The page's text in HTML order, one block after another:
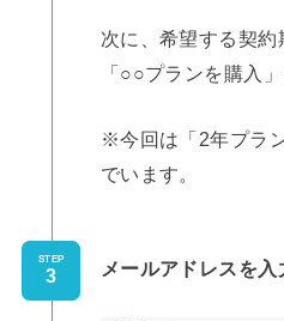
次に、希望する契約
「○○プランを購入
※今回は「2年プラ
でいます。
STEP メールアドレスを入